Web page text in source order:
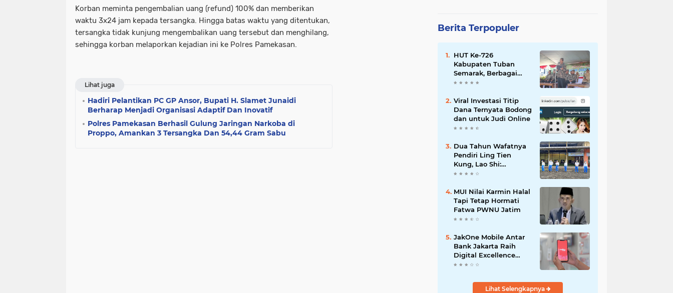
Korban meminta pengembalian uang (refund) 100% dan memberikan
waktu 3x24 jam kepada tersangka. Hingga batas waktu yang ditentukan,
tersangka tidak kunjung mengembalikan uang tersebut dan menghilang,
sehingga korban melaporkan kejadian ini ke Polres Pamekasan.
Lihat juga
Hadiri Pelantikan PC GP Ansor, Bupati H. Slamet Junaidi
Berharap Menjadi Organisasi Adaptif Dan Inovatif
Polres Pamekasan Berhasil Gulung Jaringan Narkoba di
Proppo, Amankan 3 Tersangka Dan 54,44 Gram Sabu
Berita Terpopuler
HUT Ke-726
Kabupaten Tuban
Semarak, Berbagai
Prestasinya Pun
Viral Investasi Titip
Dana Ternyata Bodong
dan untuk Judi Online
Dua Tahun Wafatnya
Pendiri Ling Tien
Kung, Lao Shi:
Amanah Harus Kita
MUI Nilai Karmin Halal
Tapi Tetap Hormati
Fatwa PWNU Jatim
JakOne Mobile Antar
Bank Jakarta Raih
Digital Excellence
Awards 2026
Lihat Selengkapnya